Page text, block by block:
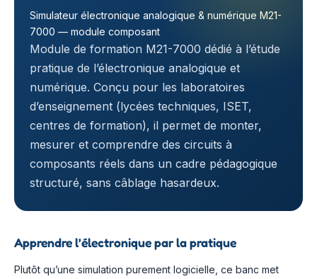
Simulateur électronique analogique & numérique M21-
7000 — module composant
Module de formation M21-7000 dédié à l’étude
pratique de l’électronique analogique et
numérique. Conçu pour les laboratoires
d’enseignement (lycées techniques, ISET,
centres de formation), il permet de monter,
mesurer et comprendre des circuits à
composants réels dans un cadre pédagogique
structuré, sans câblage hasardeux.
Apprendre l’électronique par la pratique
Plutôt qu’une simulation purement logicielle, ce banc met